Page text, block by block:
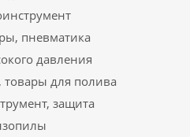
пневматика
давления
для полива
защита